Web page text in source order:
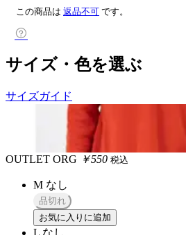
この商品は 返品不可 です。
サイズ・色を選ぶ
サイズガイド
OUTLET ORG ￥550 税込
M なし
品切れ
お気に入りに追加